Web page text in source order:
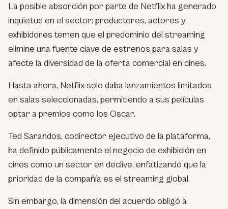
La posible absorción por parte de Netflix ha generado
inquietud en el sector: productores, actores y
exhibidores temen que el predominio del streaming
elimine una fuente clave de estrenos para salas y
afecte la diversidad de la oferta comercial en cines.
Hasta ahora, Netflix solo daba lanzamientos limitados
en salas seleccionadas, permitiendo a sus películas
optar a premios como los Oscar.
Ted Sarandos, codirector ejecutivo de la plataforma,
ha definido públicamente el negocio de exhibición en
cines como un sector en declive, enfatizando que la
prioridad de la compañía es el streaming global.
Sin embargo, la dimensión del acuerdo obligó a